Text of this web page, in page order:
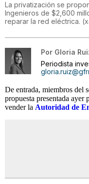
La privatización se
Ingenieros de $2,600
reparar la red eléctrica. (
Por Gloria
Periodista
De entrada, miembros del
propuesta presentada ayer
vender la Autoridad de